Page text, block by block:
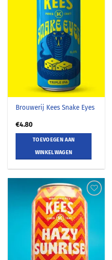
Brouwerij Kees Snake Eyes
€4.80
TOEVOEGEN AAN
WINKELWAGEN